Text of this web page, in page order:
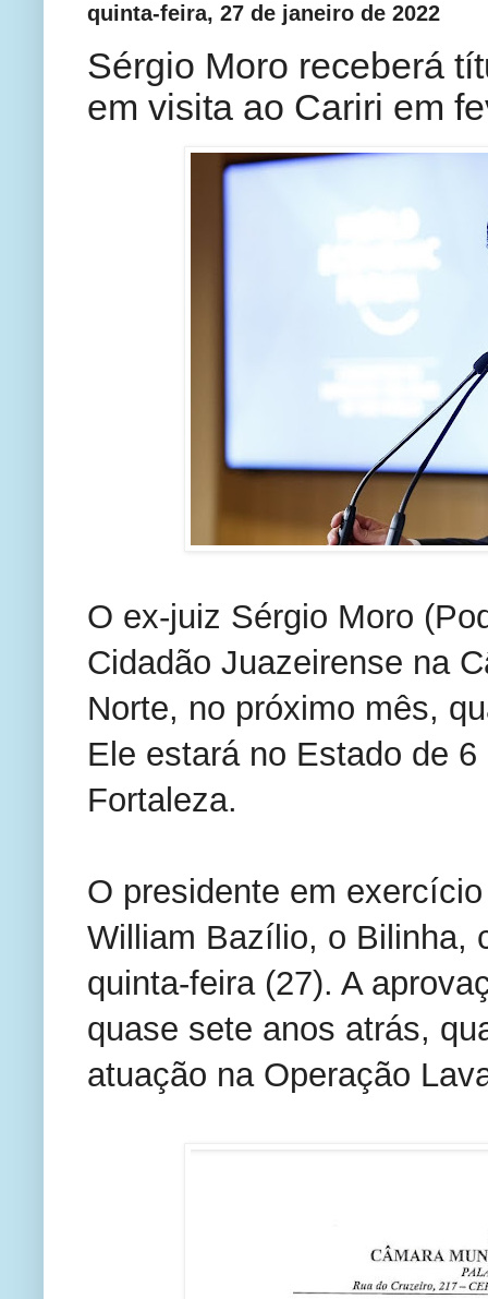
quinta-feira, 27 de janeiro de 2022
Sérgio Moro receberá
em visita ao Cariri em
O ex-juiz Sérgio Moro
Cidadão Juazeirense na
Norte, no próximo mês,
Ele estará no Estado de
Fortaleza.
O presidente em
William Bazílio, o Bilinha,
quinta-feira (27). A
quase sete anos atrás,
atuação na Operação